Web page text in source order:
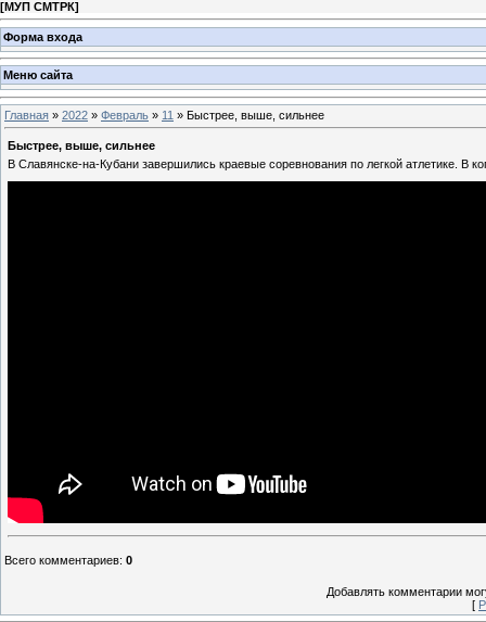
[МУП СМТРК]
Форма входа
Меню сайта
Главная » 2022 » Февраль » 11 » Быстрее, выше, сильнее
Быстрее, выше, сильнее
В Славянске-на-Кубани завершились краевые соревнования по легкой атлетике. В
Всего комментариев: 0
Добавлять комментарии
[